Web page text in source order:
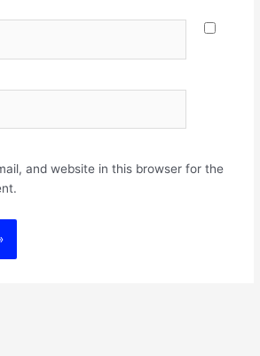
and website in this browser for the